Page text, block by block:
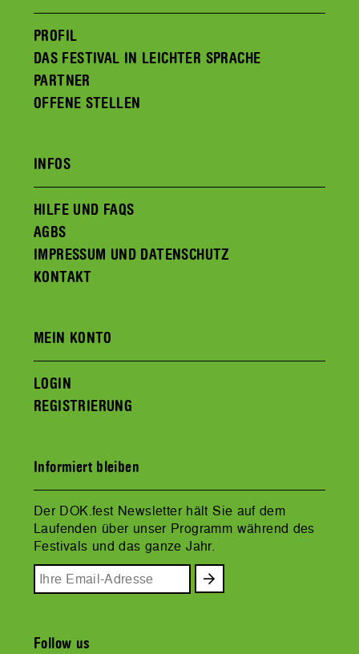
PROFIL
DAS FESTIVAL IN LEICHTER SPRACHE
PARTNER
OFFENE STELLEN
INFOS
HILFE UND FAQS
AGBS
IMPRESSUM UND DATENSCHUTZ
KONTAKT
MEIN KONTO
LOGIN
REGISTRIERUNG
Informiert bleiben
Der DOK.fest Newsletter hält Sie auf dem
Laufenden über unser Programm während des
Festivals und das ganze Jahr.
Follow us